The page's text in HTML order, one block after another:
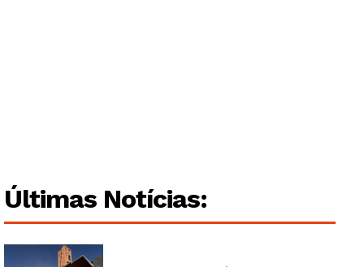
Últimas Notícias: